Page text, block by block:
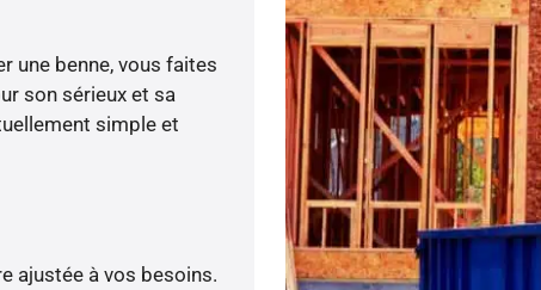
une benne, vous faites
son sérieux et sa
simple et
ajustée à vos besoins.